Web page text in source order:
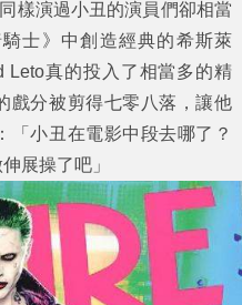
樣演過小丑的演員們卻相當
士》中創造經典的希斯萊
Leto真的投入了相當多的精
戲分被剪得七零八落，讓他
「小丑在電影中段去哪了？
展操了吧」